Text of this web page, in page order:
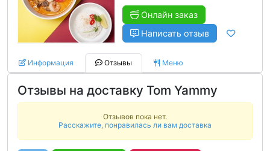
Онлайн заказ
Написать отзыв
Информация Отзывы Меню
Отзывы на доставку Tom Yammy
Отзывов пока нет.
Расскажите, понравилась ли вам доставка